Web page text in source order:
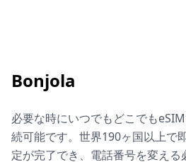
Bonjola
必要な時にいつでもどこでも
続可能です。世界190ヶ国以上で
定が完了でき、電話番号を変える